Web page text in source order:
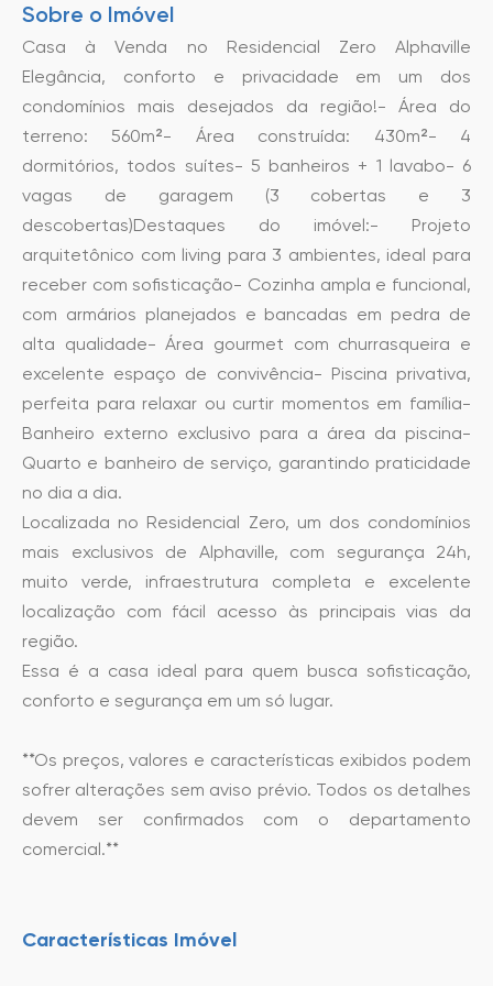
Sobre o Imóvel
Casa à Venda no Residencial Zero Alphaville
Elegância, conforto e privacidade em um dos
condomínios mais desejados da região!- Área do
terreno: 560m²- Área construída: 430m²- 4
dormitórios, todos suítes- 5 banheiros + 1 lavabo- 6
vagas de garagem (3 cobertas e 3
descobertas)Destaques do imóvel:- Projeto
arquitetônico com living para 3 ambientes, ideal para
receber com sofisticação- Cozinha ampla e funcional,
com armários planejados e bancadas em pedra de
alta qualidade- Área gourmet com churrasqueira e
excelente espaço de convivência- Piscina privativa,
perfeita para relaxar ou curtir momentos em família-
Banheiro externo exclusivo para a área da piscina-
Quarto e banheiro de serviço, garantindo praticidade
no dia a dia.
Localizada no Residencial Zero, um dos condomínios
mais exclusivos de Alphaville, com segurança 24h,
muito verde, infraestrutura completa e excelente
localização com fácil acesso às principais vias da
região.
Essa é a casa ideal para quem busca sofisticação,
conforto e segurança em um só lugar.
**Os preços, valores e características exibidos podem
sofrer alterações sem aviso prévio. Todos os detalhes
devem ser confirmados com o departamento
comercial.**
Características Imóvel